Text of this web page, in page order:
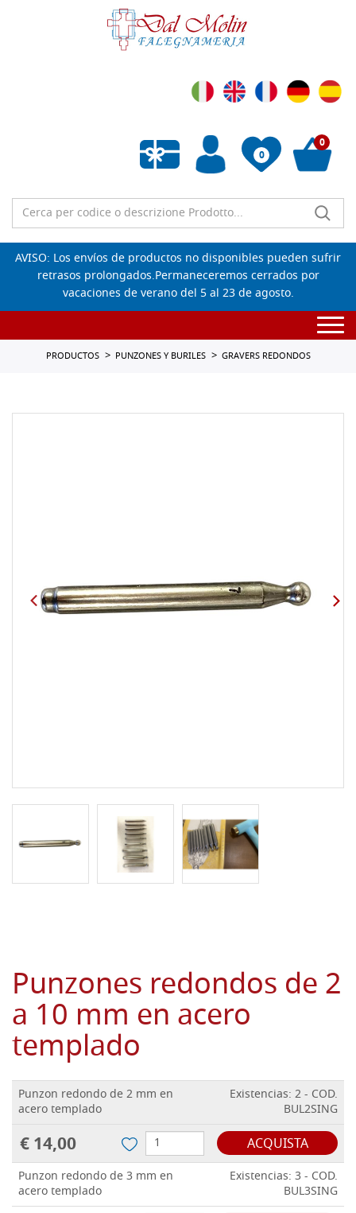
0
Lista de deseos vacía
0
AVISO: Los envíos de productos no disponibles pueden sufrir
retrasos prolongados.Permaneceremos cerrados por
vacaciones de verano del 5 al 23 de agosto.
PRODUCTOS PUNZONES Y BURILES GRAVERS REDONDOS
Punzones redondos de 2
a 10 mm en acero
templado
Punzon redondo de 2 mm en
acero templado
Existencias: 2 - COD.
BUL2SING
€ 14,00 ACQUISTA
Punzon redondo de 3 mm en
acero templado
Existencias: 3 - COD.
BUL3SING